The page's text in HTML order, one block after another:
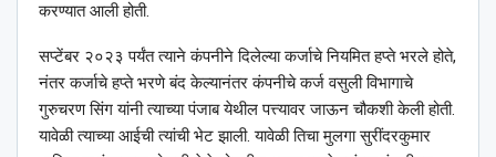
करण्यात आली होती.
सप्टेंबर २०२३ पर्यंत त्याने कंपनीने दिलेल्या कर्जाचे नियमित हप्ते भरले होते,
नंतर कर्जाचे हप्ते भरणे बंद केल्यानंतर कंपनीचे कर्ज वसुली विभागाचे
गुरुचरण सिंग यांनी त्याच्या पंजाब येथील पत्त्यावर जाऊन चौकशी केली होती.
यावेळी त्याच्या आईची त्यांची भेट झाली. यावेळी तिचा मुलगा सुरींदरकुमार